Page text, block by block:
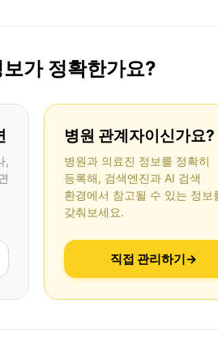
가 정확한가요?
,
병원 관계자이신가요?
병원과 의료진 정보를 정확히
등록해, 검색엔진과 AI 검색
환경에서 참고될 수 있는 정보
갖춰보세요.
직접 관리하기→